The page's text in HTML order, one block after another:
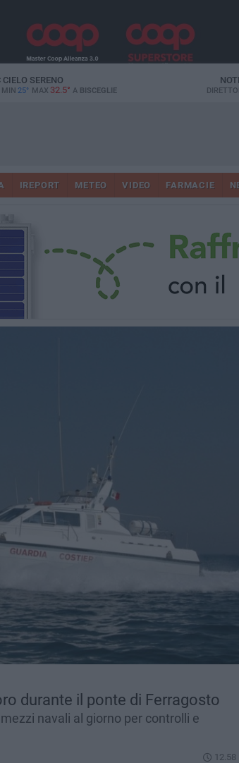
CIELO SERENO
MIN 25° MAX 32.5° A BISCEGLIE
IREPORT METEO VIDEO FARMACIE
durante il ponte di Ferragosto
navali al giorno per controlli e
12.58